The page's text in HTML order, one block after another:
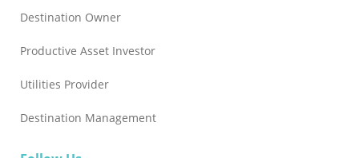
Destination Owner
Productive Asset Investor
Utilities Provider
Destination Management